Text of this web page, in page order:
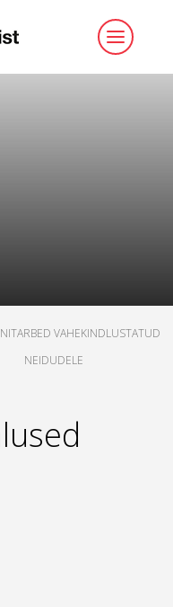
VAHEKINDLUSTATUD
NEIDUDELE